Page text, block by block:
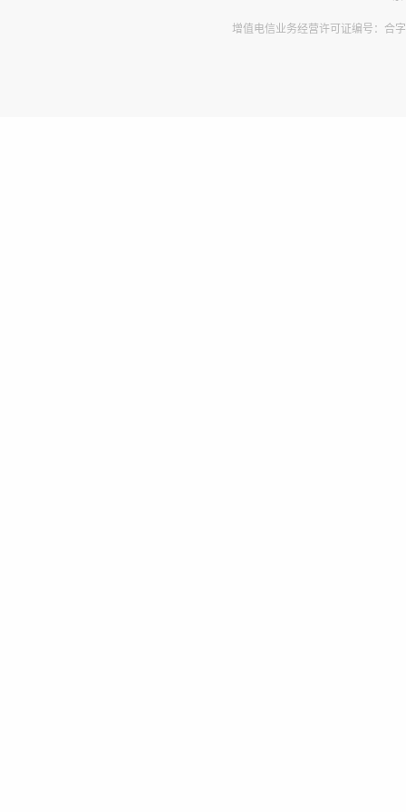
增值电信业务经营许可证编号：合